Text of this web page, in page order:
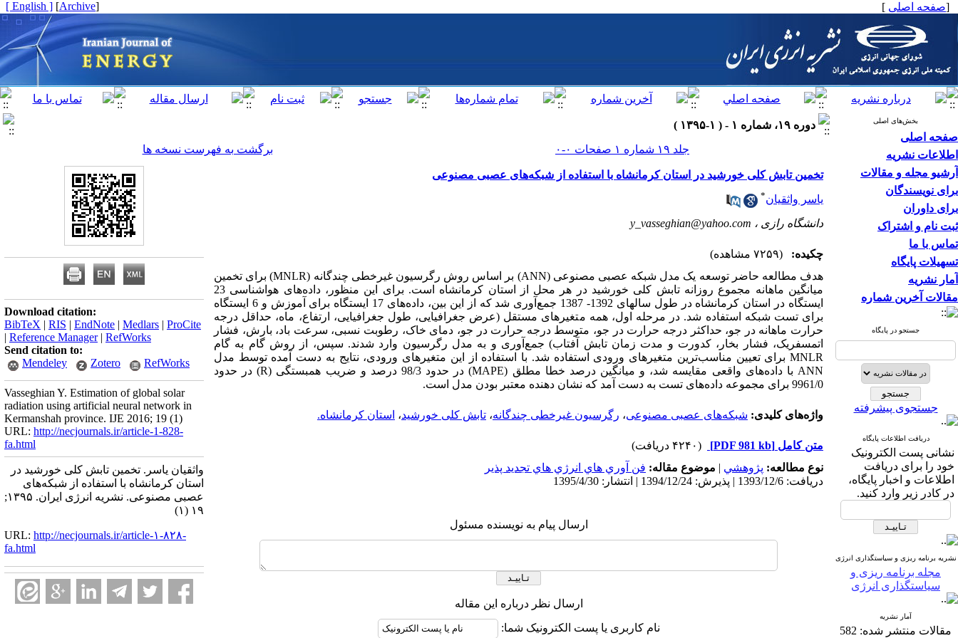
[صفحه اصلی ]
[
Archive
]
[ English ]
بخش‌های اصلی
صفحه اصلی
اطلاعات نشریه
آرشیو مجله و مقالات
برای نویسندگان
برای داوران
ثبت نام و اشتراک
تماس با ما
تسهیلات پایگاه
آمار نشریه
مقالات آخرین شماره
جستجو در پایگاه
جستجوی پیشرفته
دریافت اطلاعات پایگاه
نشانی پست الکترونیک
خود را برای دریافت
اطلاعات و اخبار پایگاه،
در کادر زیر وارد کنید.
نشریه برنامه ریزی و سیاستگذاری انرژی
مجله برنامه ریزی و
سیاستگذاری انرژی
آمار نشریه
مقالات منتشر شده: 582
دوره ۱۹، شماره ۱ - ( ۱-۱۳۹۵ )
جلد ۱۹ شماره ۱ صفحات ۰-۰
برگشت به فهرست نسخه ها
تخمین تابش کلی خورشید در استان کرمانشاه با استفاده از شبکه‌های عصبی مصنوعی
یاسر واثقیان*
دانشگاه رازی ، y_vasseghian@yahoo.com
چکیده:
(۷۲۵۹ مشاهده)
هدف مطالعه حاضر توسعه یک مدل شبکه عصبی مصنوعی (ANN) بر اساس روش رگرسیون غیرخطی چندگانه (MNLR) برای تخمین
میانگین ماهانه مجموع روزانه تابش کلی خورشید در هر محل از استان کرمانشاه است. برای این منظور، داده‌های هواشناسی 23
ایستگاه در استان کرمانشاه در طول سالهای 1392- 1387 جمع‌آوری شد که از این بین، داده‌های 17 ایستگاه برای آموزش و 6 ایستگاه
برای تست شبکه استفاده شد. در مرحله اول، همه متغیرهای مستقل (عرض جغرافیایی، طول جغرافیایی، ارتفاع، ماه، حداقل درجه
حرارت ماهانه در جو، حداکثر درجه حرارت در جو، متوسط درجه حرارت در جو، دمای خاک، رطوبت نسبی، سرعت باد، بارش، فشار
اتمسفریک، فشار بخار، کدورت و مدت زمان تابش آفتاب) جمع‌آوری و به مدل رگرسیون وارد شدند. سپس، از روش گام به گام
MNLR برای تعیین مناسب‌ترین متغیرهای ورودی استفاده شد. با استفاده از این متغیرهای ورودی، نتایج به دست آمده توسط مدل
ANN با داده‌های واقعی مقایسه شد، و میانگین درصد خطا مطلق (MAPE) در حدود 98/3 درصد و ضریب همبستگی (R) در حدود
9961/0 برای مجموعه داده‌های تست به دست آمد که نشان دهنده معتبر بودن مدل است.
واژه‌های کلیدی: شبکه‌های عصبی مصنوعی، رگرسیون غیرخطی چندگانه، تابش کلی خورشید، استان کرمانشاه.
متن کامل [PDF 981 kb]
(۴۲۴۰ دریافت)
نوع مطالعه: پژوهشي | موضوع مقاله: فن آوري هاي انرژي هاي تجديد پذير
دریافت: 1393/12/6 | پذیرش: 1394/12/24 | انتشار: 1395/4/30
ارسال پیام به نویسنده مسئول
ارسال نظر درباره این مقاله
نام کاربری یا پست الکترونیک شما:
Download citation:
BibTeX | RIS | EndNote | Medlars | ProCite
| Reference Manager| RefWorks
Send citation to:
Mendeley
Zotero RefWorks
Vasseghian Y. Estimation of global solar
radiation using artificial neural network in
Kermanshah province. IJE 2016; 19 (1)
URL: http://necjournals.ir/article-1-828-
fa.html
واثقیان یاسر. تخمین تابش کلی خورشید در
استان کرمانشاه با استفاده از شبکه‌های
عصبی مصنوعی. نشریه انرژی ایران. ۱۳۹۵;
۱۹ (۱)
URL: http://necjournals.ir/article-۱-۸۲۸-
fa.html